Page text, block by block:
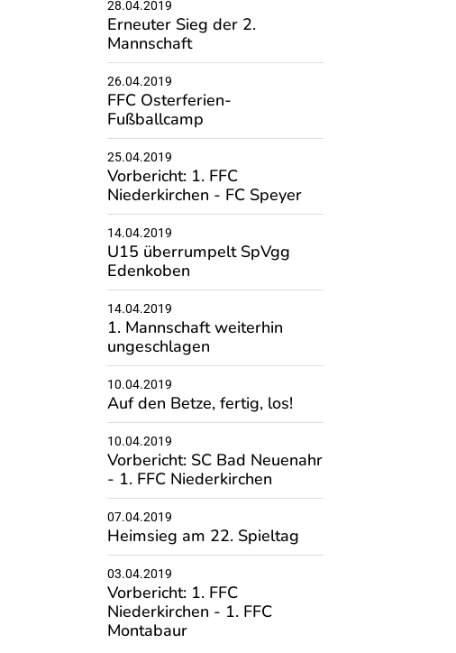
28.04.2019
Erneuter Sieg der 2.
Mannschaft
26.04.2019
FFC Osterferien-
Fußballcamp
25.04.2019
Vorbericht: 1. FFC
Niederkirchen - FC Speyer
14.04.2019
U15 überrumpelt SpVgg
Edenkoben
14.04.2019
1. Mannschaft weiterhin
ungeschlagen
10.04.2019
Auf den Betze, fertig, los!
10.04.2019
Vorbericht: SC Bad Neuenahr
- 1. FFC Niederkirchen
07.04.2019
Heimsieg am 22. Spieltag
03.04.2019
Vorbericht: 1. FFC
Niederkirchen - 1. FFC
Montabaur